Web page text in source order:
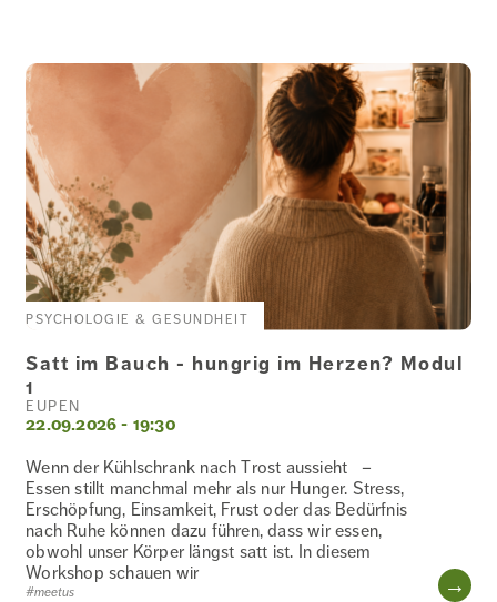
PSYCHOLOGIE & GESUNDHEIT
EUPEN
22.09.2026 - 19:30
Satt im Bauch - hungrig im Herzen? Modul
1
Wenn der Kühlschrank nach Trost aussieht –
Essen stillt manchmal mehr als nur Hunger. Stress,
Erschöpfung, Einsamkeit, Frust oder das Bedürfnis
nach Ruhe können dazu führen, dass wir essen,
obwohl unser Körper längst satt ist. In diesem
Workshop schauen wir
#meetus